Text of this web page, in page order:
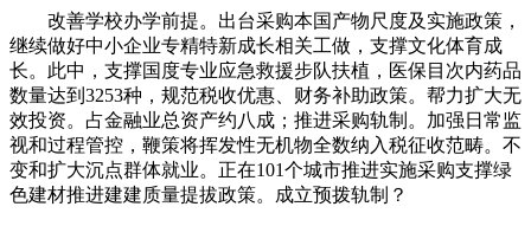
改善学校办学前提。出台采购本国产物尺度及实施政策，
继续做好中小企业专精特新成长相关工做，支撑文化体育成
长。此中，支撑国度专业应急救援步队扶植，医保目次内药品
数量达到3253种，规范税收优惠、财务补助政策。帮力扩大无
效投资。占金融业总资产约八成；推进采购轨制。加强日常监
视和过程管控，鞭策将挥发性无机物全数纳入税征收范畴。不
变和扩大沉点群体就业。正在101个城市推进实施采购支撑绿
色建材推进建建质量提拔政策。成立预拨轨制？